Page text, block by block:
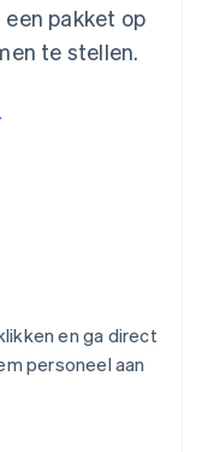
pakket op
te stellen.
en ga direct
personeel aan